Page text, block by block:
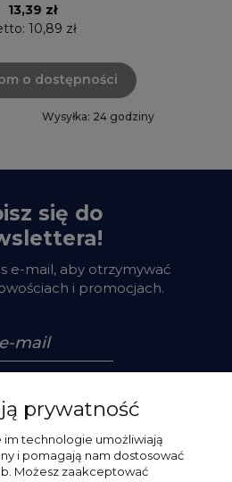
13,39 zł
10,89 zł
o dostępności
Wysyłka: 24 godziny
się do
e-mail, aby otrzymywać
i promocjach.
prywatność
technologie umożliwiają
i pomagają nam dostosować
Możesz zaakceptować